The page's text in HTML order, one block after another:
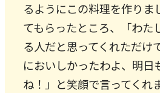
るようにこの料理を作りま
てもらったところ、「わた
る人だと思ってくれただけ
においしかったわよ、明日
ね！」と笑顔で言ってくれ